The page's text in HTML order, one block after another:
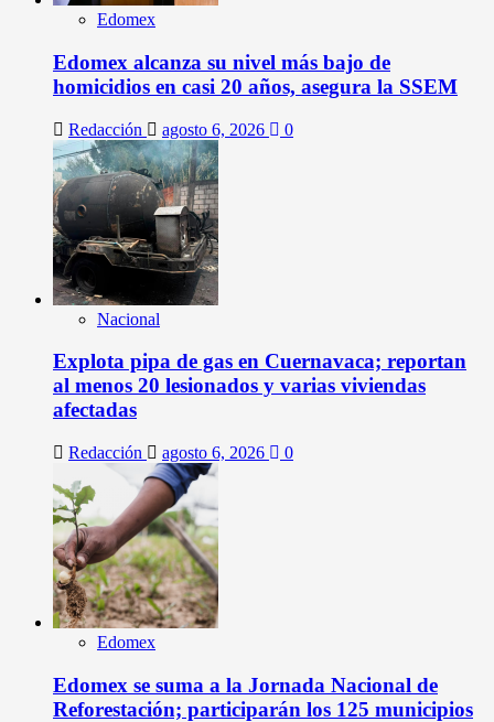
Edomex
Edomex alcanza su nivel más bajo de
homicidios en casi 20 años, asegura la SSEM
Redacción agosto 6, 2026 0
Nacional
Explota pipa de gas en Cuernavaca; reportan
al menos 20 lesionados y varias viviendas
afectadas
Redacción agosto 6, 2026 0
Edomex
Edomex se suma a la Jornada Nacional de
Reforestación; participarán los 125 municipios